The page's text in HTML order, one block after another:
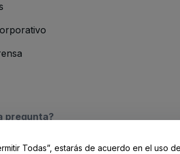
pregunta?
/ Contacto
Todas”, estarás de acuerdo en el uso